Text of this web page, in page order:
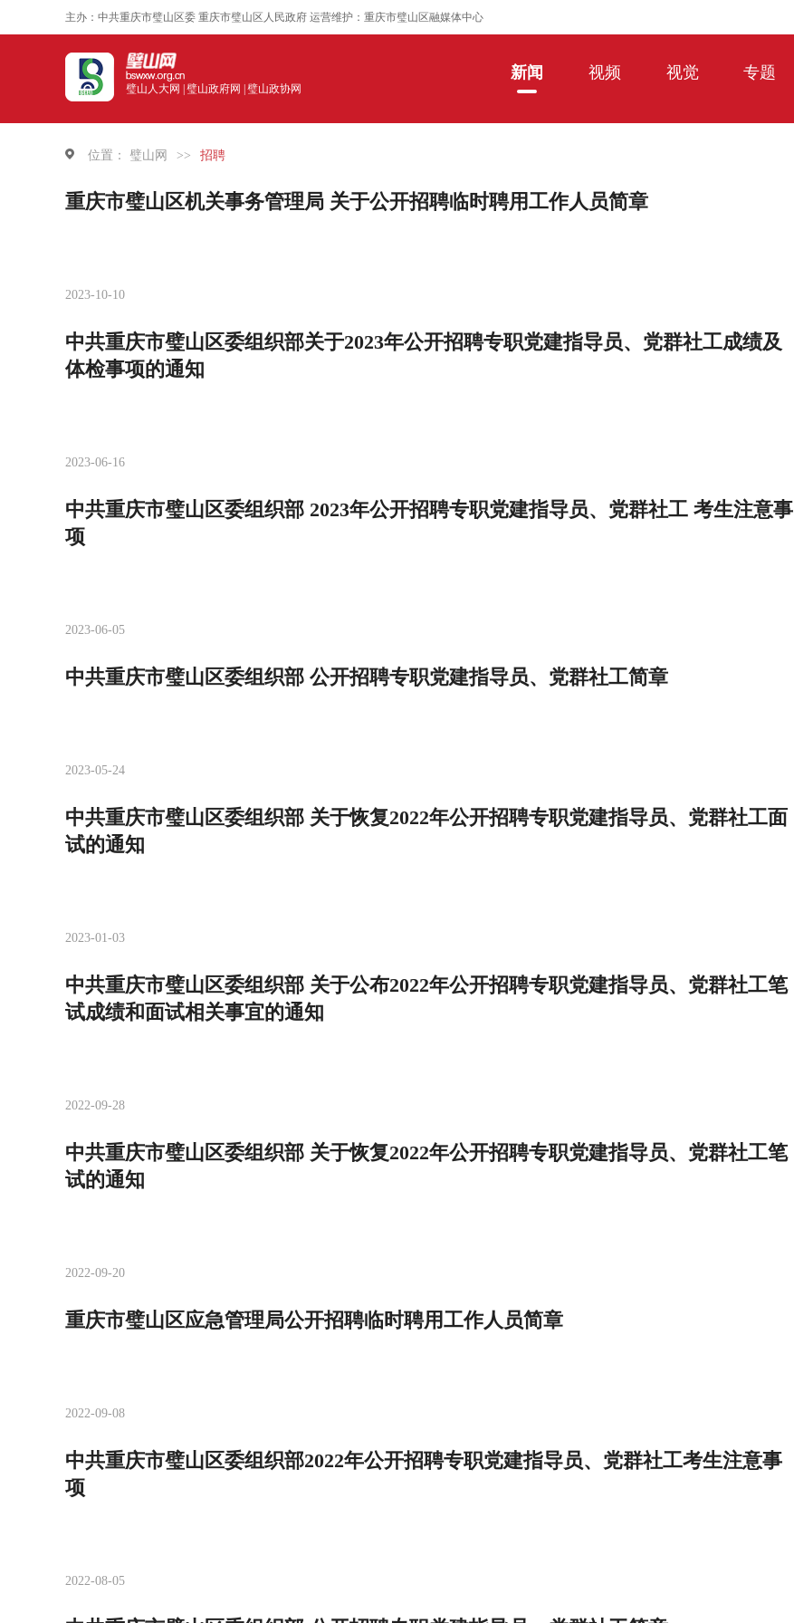
主办：中共重庆市璧山区委 重庆市璧山区人民政府 运营维护：重庆市璧山区融媒体中心
璧山人大网 | 璧山政府网 | 璧山政协网
新闻 视频 视觉 专题
位置： 璧山网 >> 招聘
重庆市璧山区机关事务管理局 关于公开招聘临时聘用工作人员简章
2023-10-10
中共重庆市璧山区委组织部关于2023年公开招聘专职党建指导员、党群社工成绩及
体检事项的通知
2023-06-16
中共重庆市璧山区委组织部 2023年公开招聘专职党建指导员、党群社工 考生注意事
项
2023-06-05
中共重庆市璧山区委组织部 公开招聘专职党建指导员、党群社工简章
2023-05-24
中共重庆市璧山区委组织部 关于恢复2022年公开招聘专职党建指导员、党群社工面
试的通知
2023-01-03
中共重庆市璧山区委组织部 关于公布2022年公开招聘专职党建指导员、党群社工笔
试成绩和面试相关事宜的通知
2022-09-28
中共重庆市璧山区委组织部 关于恢复2022年公开招聘专职党建指导员、党群社工笔
试的通知
2022-09-20
重庆市璧山区应急管理局公开招聘临时聘用工作人员简章
2022-09-08
中共重庆市璧山区委组织部2022年公开招聘专职党建指导员、党群社工考生注意事
项
2022-08-05